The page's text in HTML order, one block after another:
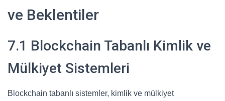
ve Beklentiler
7.1 Blockchain Tabanlı Kimlik ve
Mülkiyet Sistemleri
Blockchain tabanlı sistemler, kimlik ve mülkiyet